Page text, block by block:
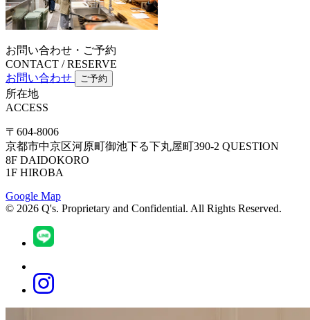
お問い合わせ・ご予約
CONTACT / RESERVE
お問い合わせ
ご予約
所在地
ACCESS
〒604-8006
京都市中京区河原町御池下る下丸屋町390-2 QUESTION
8F DAIDOKORO
1F HIROBA
Google Map
© 2026 Q's. Proprietary and Confidential. All Rights Reserved.